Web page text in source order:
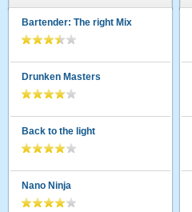
Bartender: The right Mix
Drunken Masters
Back to the light
Nano Ninja